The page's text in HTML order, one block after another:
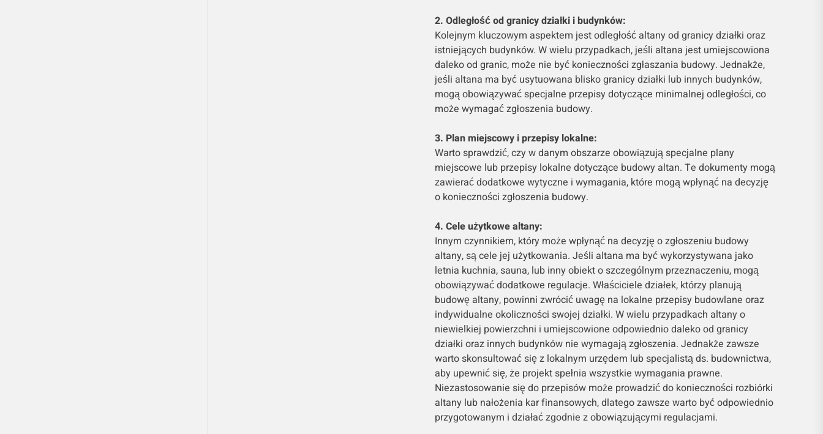
2. Odległość od granicy działki i budynków:
Kolejnym kluczowym aspektem jest odległość altany od granicy działki oraz
istniejących budynków. W wielu przypadkach, jeśli altana jest umiejscowiona
daleko od granic, może nie być konieczności zgłaszania budowy. Jednakże,
jeśli altana ma być usytuowana blisko granicy działki lub innych budynków,
mogą obowiązywać specjalne przepisy dotyczące minimalnej odległości, co
może wymagać zgłoszenia budowy.
3. Plan miejscowy i przepisy lokalne:
Warto sprawdzić, czy w danym obszarze obowiązują specjalne plany
miejscowe lub przepisy lokalne dotyczące budowy altan. Te dokumenty mogą
zawierać dodatkowe wytyczne i wymagania, które mogą wpłynąć na decyzję
o konieczności zgłoszenia budowy.
4. Cele użytkowe altany:
Innym czynnikiem, który może wpłynąć na decyzję o zgłoszeniu budowy
altany, są cele jej użytkowania. Jeśli altana ma być wykorzystywana jako
letnia kuchnia, sauna, lub inny obiekt o szczególnym przeznaczeniu, mogą
obowiązywać dodatkowe regulacje. Właściciele działek, którzy planują
budowę altany, powinni zwrócić uwagę na lokalne przepisy budowlane oraz
indywidualne okoliczności swojej działki. W wielu przypadkach altany o
niewielkiej powierzchni i umiejscowione odpowiednio daleko od granicy
działki oraz innych budynków nie wymagają zgłoszenia. Jednakże zawsze
warto skonsultować się z lokalnym urzędem lub specjalistą ds. budownictwa,
aby upewnić się, że projekt spełnia wszystkie wymagania prawne.
Niezastosowanie się do przepisów może prowadzić do konieczności rozbiórki
altany lub nałożenia kar finansowych, dlatego zawsze warto być odpowiednio
przygotowanym i działać zgodnie z obowiązującymi regulacjami.